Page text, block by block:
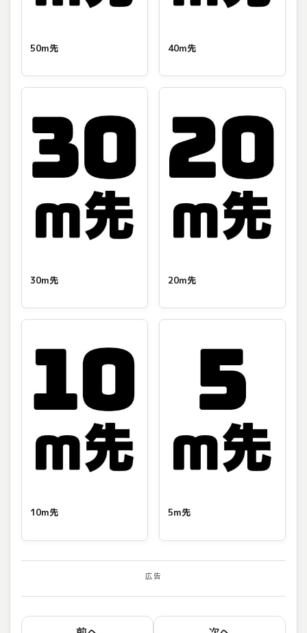
50m先 40m先
30m先 20m先
10m先 5m先
広告